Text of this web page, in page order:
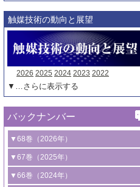
触媒技術の動向と展望
2026 2025 2024 2023 2022
▼…さらに表示する
バックナンバー
▼68巻（2026年）
1号 過酸化水素合成に関する研究動向
2号 コンピューター技術により加速する
▼67巻（2025年）
1号 CO
水素化によるグリーン燃料/グリ
▼66巻（2024年）